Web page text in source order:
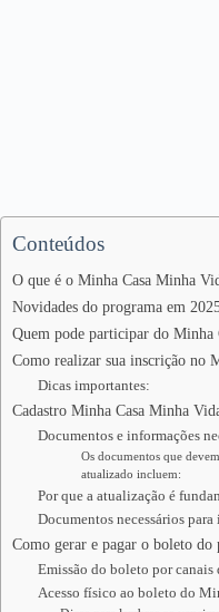
Conteúdos
O que é o Minha Casa Minha
Novidades do programa em
Quem pode participar do Minha
Como realizar sua inscrição no
Dicas importantes:
Cadastro Minha Casa Minha
Documentos e informações
Os documentos que
atualizado incluem:
Por que a atualização é
Documentos necessários para
Como gerar e pagar o boleto do
Emissão do boleto por
Acesso físico ao boleto do